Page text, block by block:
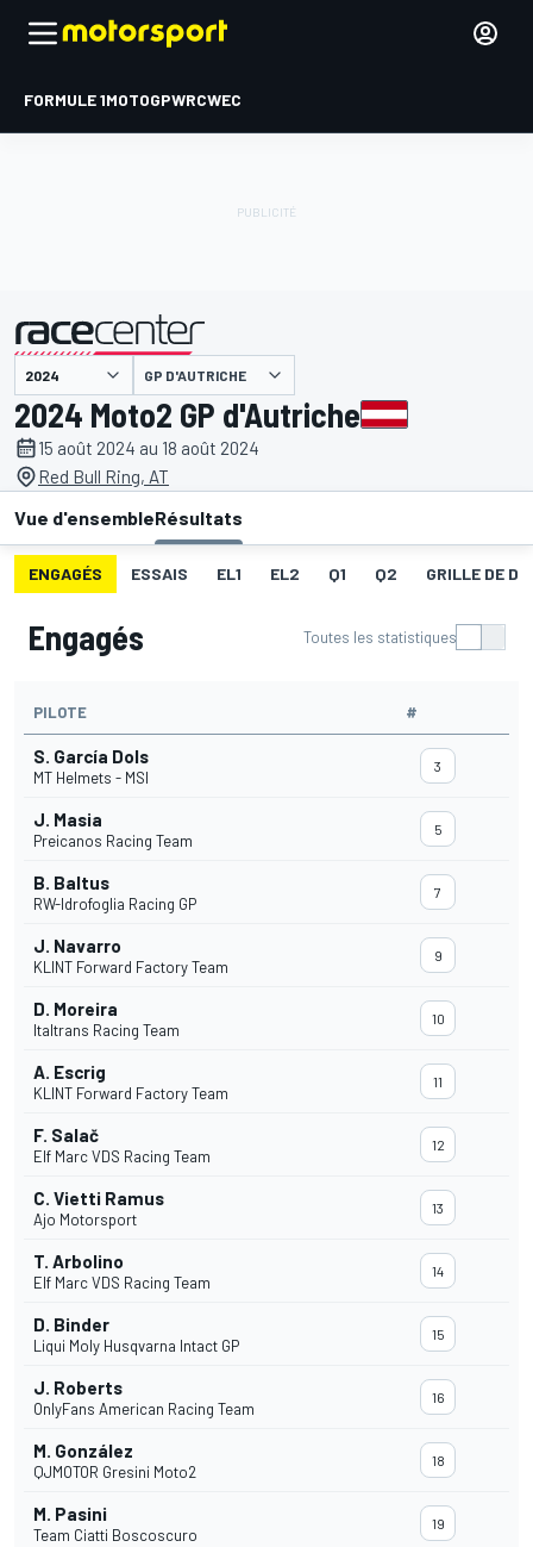
FORMULE 1MOTOGPWRCWEC
présenté par GP D'AUTRICHE
2024 Moto2 GP d'Autriche
15 août 2024 au 18 août 2024
Red Bull Ring, AT
Vue d'ensembleRésultats
ENGAGÉS ESSAIS EL1 EL2 Q1 Q2 GRILLE DE
Engagés Toutes les statistiques
PILOTE #
S. García Dols
MT Helmets - MSI
3
J. Masia
Preicanos Racing Team
5
B. Baltus
RW-Idrofoglia Racing GP
7
J. Navarro
KLINT Forward Factory Team
9
D. Moreira
Italtrans Racing Team
10
A. Escrig
KLINT Forward Factory Team
11
F. Salač
Elf Marc VDS Racing Team
12
C. Vietti Ramus
Ajo Motorsport
13
T. Arbolino
Elf Marc VDS Racing Team
14
D. Binder
Liqui Moly Husqvarna Intact GP
15
J. Roberts
OnlyFans American Racing Team
16
M. González
QJMOTOR Gresini Moto2
18
M. Pasini
Team Ciatti Boscoscuro
19